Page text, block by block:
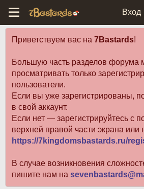
Вход
Приветствуем вас на 7Bastards!
Большую часть разделов форума
просматривать только
пользователи.
Если вы уже зарегистрированы,
в свой аккаунт.
Если нет — зарегистрируйтесь с
верхней правой части экрана или
https://7kingdomsbastards.ru/
В случае возникновения
пишите нам на